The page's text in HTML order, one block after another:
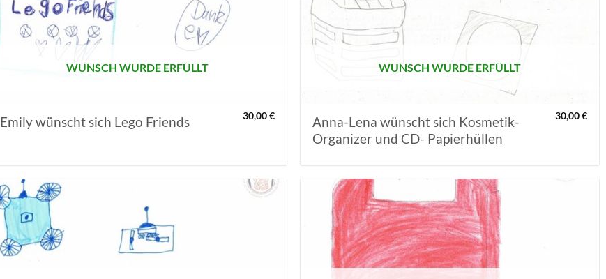
MERKLISTE
SETZEN
WUNSCH WURDE ERFÜLLT
Emily wünscht sich Lego Friends 30,00€
WUNSCH WURDE ERFÜLLT
Anna-Lena wünscht sich Kosmetik-
Organizer und CD- Papierhüllen
30,00€